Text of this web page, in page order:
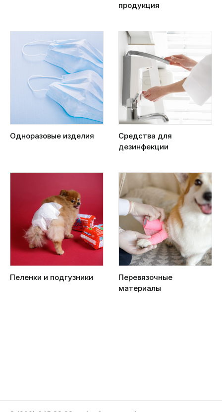
продукция
Одноразовые изделия
Средства для
дезинфекции
Пеленки и подгузники
Перевязочные
материалы